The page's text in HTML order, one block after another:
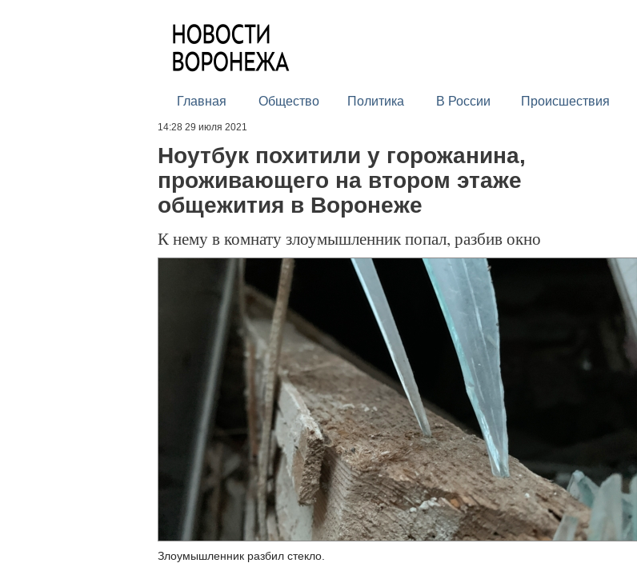
Главная Общество Политика В России Происшествия
14:28 29 июля 2021
Ноутбук похитили у горожанина,
проживающего на втором этаже
общежития в Воронеже
К нему в комнату злоумышленник попал, разбив окно
Злоумышленник разбил стекло.